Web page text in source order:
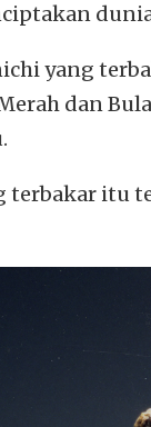
yang
dan
terbakar itu